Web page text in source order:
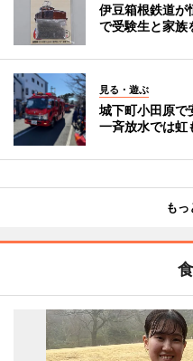
伊豆箱根鉄道
で受験生と家族
見る・遊ぶ
城下町小田原
一斉放水では虹
もっ